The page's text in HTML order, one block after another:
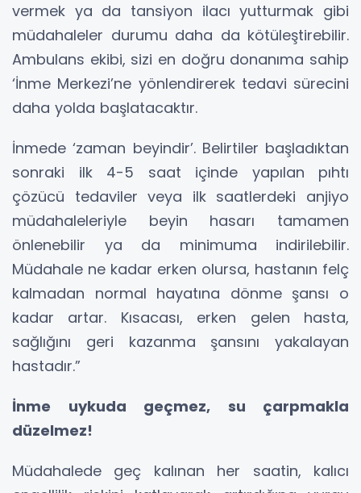
vermek ya da tansiyon ilacı yutturmak gibi
müdahaleler durumu daha da kötüleştirebilir.
Ambulans ekibi, sizi en doğru donanıma sahip
‘İnme Merkezi’ne yönlendirerek tedavi sürecini
daha yolda başlatacaktır.
İnmede ‘zaman beyindir’. Belirtiler başladıktan
sonraki ilk 4-5 saat içinde yapılan pıhtı
çözücü tedaviler veya ilk saatlerdeki anjiyo
müdahaleleriyle beyin hasarı tamamen
önlenebilir ya da minimuma indirilebilir.
Müdahale ne kadar erken olursa, hastanın felç
kalmadan normal hayatına dönme şansı o
kadar artar. Kısacası, erken gelen hasta,
sağlığını geri kazanma şansını yakalayan
hastadır.”
İnme uykuda geçmez, su çarpmakla
düzelmez!
Müdahalede geç kalınan her saatin, kalıcı